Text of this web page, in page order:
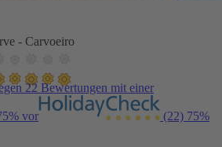
- Carvoeiro
22 Bewertungen mit einer
vor (22) 75%